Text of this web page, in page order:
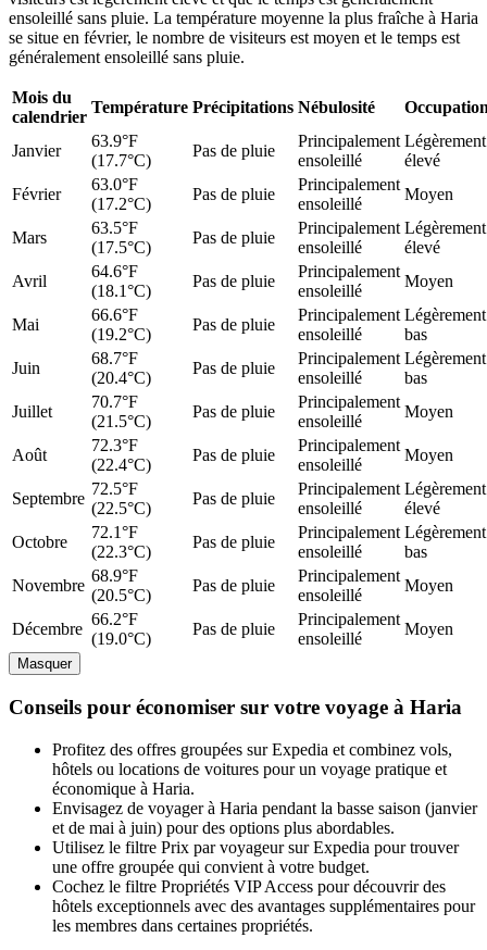
ensoleillé sans pluie. La température moyenne la plus fraîche à Haria
se situe en février, le nombre de visiteurs est moyen et le temps est
généralement ensoleillé sans pluie.
Mois du
calendrier
Température Précipitations Nébulosité
Janvier
63.9°F
(17.7°C)
Pas de pluie
Principalement
ensoleillé
Légèrement
élevé
Février
63.0°F
(17.2°C)
Pas de pluie
Principalement
ensoleillé
Moyen
Mars
63.5°F
(17.5°C)
Pas de pluie
Principalement
ensoleillé
Légèrement
élevé
Avril
64.6°F
(18.1°C)
Pas de pluie
Principalement
ensoleillé
Moyen
Mai
66.6°F
(19.2°C)
Pas de pluie
Principalement
ensoleillé
Légèrement
bas
Juin
68.7°F
(20.4°C)
Pas de pluie
Principalement
ensoleillé
Légèrement
bas
Juillet
70.7°F
(21.5°C)
Pas de pluie
Principalement
ensoleillé
Moyen
Août
72.3°F
(22.4°C)
Pas de pluie
Principalement
ensoleillé
Moyen
Septembre
72.5°F
(22.5°C)
Pas de pluie
Principalement
ensoleillé
Légèrement
élevé
Octobre
72.1°F
(22.3°C)
Pas de pluie
Principalement
ensoleillé
Légèrement
bas
Novembre
68.9°F
(20.5°C)
Pas de pluie
Principalement
ensoleillé
Moyen
Décembre
66.2°F
(19.0°C)
Pas de pluie
Principalement
ensoleillé
Moyen
Masquer
Conseils pour économiser sur votre voyage à Haria
Profitez des offres groupées sur Expedia et combinez vols,
hôtels ou locations de voitures pour un voyage pratique et
économique à Haria.
Envisagez de voyager à Haria pendant la basse saison (janvier
et de mai à juin) pour des options plus abordables.
Utilisez le filtre Prix par voyageur sur Expedia pour trouver
une offre groupée qui convient à votre budget.
Cochez le filtre Propriétés VIP Access pour découvrir des
hôtels exceptionnels avec des avantages supplémentaires pour
les membres dans certaines propriétés.